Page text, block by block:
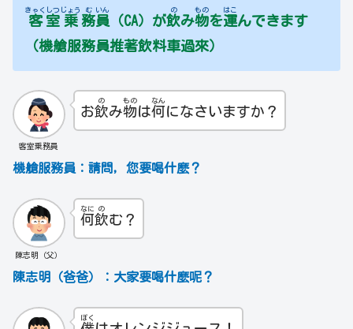
客
きゃく
室
しつ
乗
じょう
務
む
員
いん
（CA）が飲
の
み物
もの
を運
はこ
んできます
（機艙服務員推著飲料車過來）
客室乗務員
お飲
の
み物
もの
は何
なん
になさいますか？
機艙服務員：請問，您要喝什麼？
陳志明（父）
何
なに
飲
の
む？
陳志明（爸爸）：大家要喝什麼呢？
ぼく